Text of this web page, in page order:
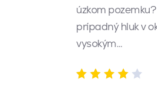
úzkom
prípadný hluk v
vysokým…